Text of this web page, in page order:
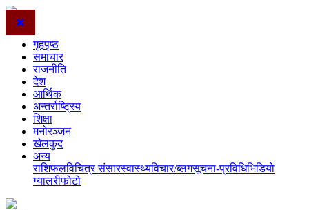
गृहपृष्ठ
समाचार
राजनीति
देश
आर्थिक
अन्तर्राष्ट्रिय
शिक्षा
मनोरञ्जन
खेलकुद
अन्य
राशिफलविचित्र संसारस्वास्थ्यविचार/ब्लगसूचना-प्रविधिभिडियो
ग्यालरीफोटो